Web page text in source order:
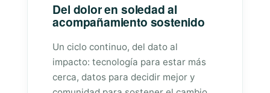
Del dolor en soledad al
acompañamiento sostenido
Un ciclo continuo, del dato al
impacto: tecnología para estar más
cerca, datos para decidir mejor y